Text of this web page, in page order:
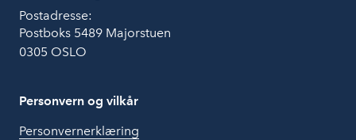
Postadresse:
Postboks 5489 Majorstuen
0305 OSLO
Personvern og vilkår
Personvernerklæring